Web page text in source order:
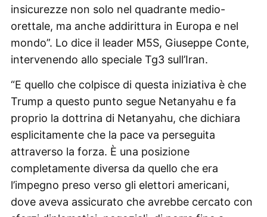
insicurezze non solo nel quadrante medio-
orettale, ma anche addirittura in Europa e nel
mondo”. Lo dice il leader M5S, Giuseppe Conte,
intervenendo allo speciale Tg3 sull’Iran.
“E quello che colpisce di questa iniziativa è che
Trump a questo punto segue Netanyahu e fa
proprio la dottrina di Netanyahu, che dichiara
esplicitamente che la pace va perseguita
attraverso la forza. È una posizione
completamente diversa da quello che era
l’impegno preso verso gli elettori americani,
dove aveva assicurato che avrebbe cercato con